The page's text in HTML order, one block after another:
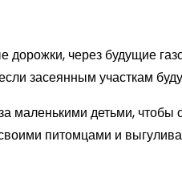
через будущие
засеянным участкам
маленькими детьми,
питомцами и